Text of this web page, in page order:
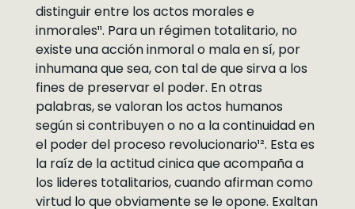
distinguir entre los actos morales e
inmorales¹¹. Para un régimen totalitario, no
existe una acción inmoral o mala en sí, por
inhumana que sea, con tal de que sirva a los
fines de preservar el poder. En otras
palabras, se valoran los actos humanos
según si contribuyen o no a la continuidad en
el poder del proceso revolucionario¹². Esta es
la raíz de la actitud cinica que acompaña a
los lideres totalitarios, cuando afirman como
virtud lo que obviamente se le opone. Exaltan